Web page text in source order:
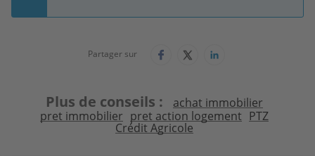
Partager sur
Plus de conseils
achat immobilier
pret immobilier pret action logement PTZ
Crédit Agricole